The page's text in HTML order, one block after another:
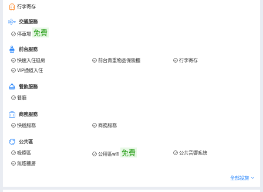
行李寄存
交通服務
停車場 免費
前台服務
快速入住退房 前台貴重物品保險櫃
行李寄存
VIP通道入住
餐飲服務
餐廳
商務服務
快遞服務 商務服務
公共區
吸煙區 公用區wifi 免費
公共音響系統
無煙樓層
全部設施